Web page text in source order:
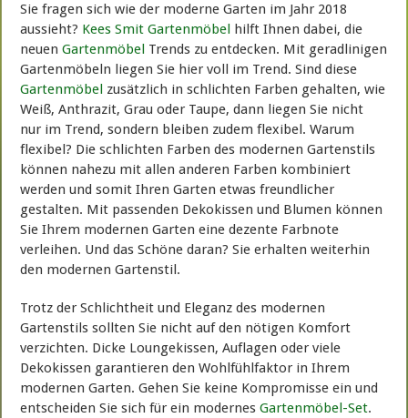
Sie fragen sich wie der moderne Garten im Jahr 2018
aussieht? Kees Smit Gartenmöbel
hilft Ihnen dabei, die
neuenGartenmöbel Trends zu entdecken. Mit geradlinigen
Gartenmöbeln liegen Sie hier voll im Trend. Sind diese
Gartenmöbel zusätzlich in schlichten Farben gehalten, wie
Weiß, Anthrazit, Grau oder Taupe, dann liegen Sie nicht
nur im Trend, sondern bleiben zudem flexibel. Warum
flexibel? Die schlichten Farben des modernen Gartenstils
können nahezu mit allen anderen Farben kombiniert
werden und somit Ihren Garten etwas freundlicher
gestalten. Mit passenden Dekokissen und Blumen können
Sie Ihrem modernen Garten eine dezente Farbnote
verleihen. Und das Schöne daran? Sie erhalten weiterhin
den modernen Gartenstil.
Trotz der Schlichtheit und Eleganz des modernen
Gartenstils sollten Sie nicht auf den nötigen Komfort
verzichten. Dicke Loungekissen, Auflagen oder viele
Dekokissen garantieren den Wohlfühlfaktor in Ihrem
modernen Garten. Gehen Sie keine Kompromisse ein und
entscheiden Sie sich für ein modernesGartenmöbel-Set.